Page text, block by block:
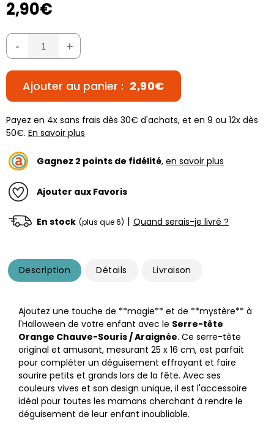
2,90€
- +
Ajouter au panier : 2,90€
Payez en 4x sans frais dès 30€ d'achats, et en 9 ou 12x dès
50€. En savoir plus
Gagnez 2 points de fidélité, en savoir plus
Ajouter aux Favoris
En stock (plus que 6) | Quand serais-je livré ?
Description Détails Livraison
Ajoutez une touche de **magie** et de **mystère** à
l'Halloween de votre enfant avec le Serre-tête
Orange Chauve-Souris / Araignée. Ce serre-tête
original et amusant, mesurant 25 x 16 cm, est parfait
pour compléter un déguisement effrayant et faire
sourire petits et grands lors de la fête. Avec ses
couleurs vives et son design unique, il est l'accessoire
idéal pour toutes les mamans cherchant à rendre le
déguisement de leur enfant inoubliable.